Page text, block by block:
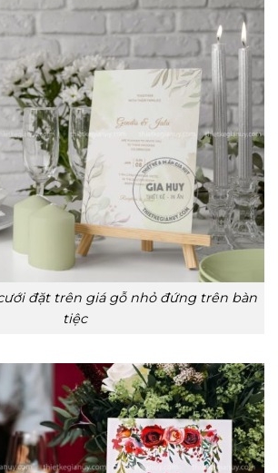
đặt trên giá gỗ nhỏ đứng trên bàn
tiệc